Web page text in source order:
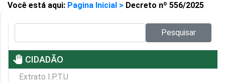
Você está aqui: Pagina Inicial > Decreto nº 556/2025
Pesquisar
pan_tool CIDADÃO
Extrato I.P.T.U